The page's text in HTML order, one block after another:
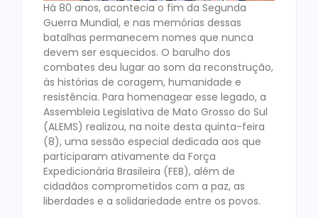
Há 80 anos, acontecia o fim da Segunda
Guerra Mundial, e nas memórias dessas
batalhas permanecem nomes que nunca
devem ser esquecidos. O barulho dos
combates deu lugar ao som da reconstrução,
às histórias de coragem, humanidade e
resistência. Para homenagear esse legado, a
Assembleia Legislativa de Mato Grosso do Sul
(ALEMS) realizou, na noite desta quinta-feira
(8), uma sessão especial dedicada aos que
participaram ativamente da Força
Expedicionária Brasileira (FEB), além de
cidadãos comprometidos com a paz, as
liberdades e a solidariedade entre os povos.